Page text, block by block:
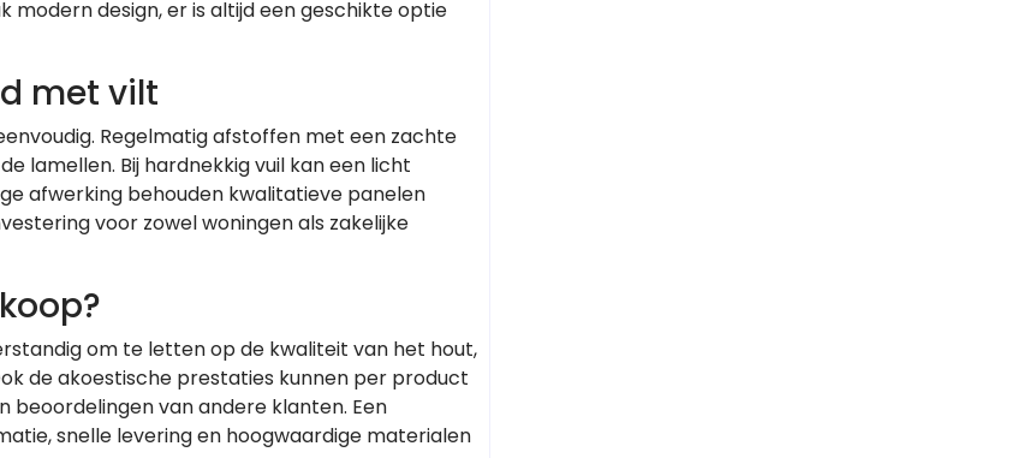
design, er is altijd een geschikte optie
met vilt
Regelmatig afstoffen met een zachte
lamellen. Bij hardnekkig vuil kan een licht
afwerking behouden kwalitatieve panelen
voor zowel woningen als zakelijke
om te letten op de kwaliteit van het hout,
de akoestische prestaties kunnen per product
van andere klanten. Een
snelle levering en hoogwaardige materialen